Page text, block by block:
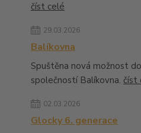
číst celé
29.03.2026
Balíkovna
Spuštěna nová možnost
společností Balíkovna. číst
02.03.2026
Glocky 6. generace